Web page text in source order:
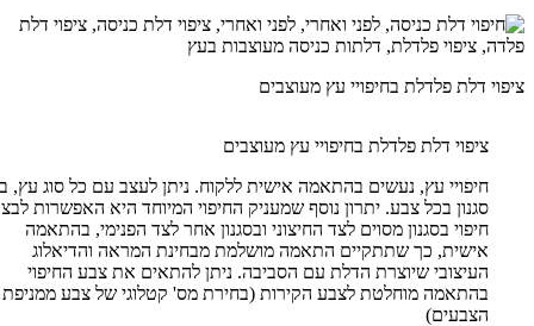
ציפוי דלת פלדלת בחיפויי עץ מעוצבים
ציפוי דלת פלדלת בחיפויי עץ מעוצבים
חיפויי עץ, נעשים בהתאמה אישית ללקוח. ניתן לעצב עם כל סוג עץ,
סגנון בכל צבע. יתרון נוסף שמעניק החיפוי המיוחד היא האפשרות
חיפוי בסגנון מסוים לצד החיצוני ובסגנון אחר לצד הפנימי, בהתאמה
אישית, כך שתתקיים התאמה מושלמת מבחינת המראה והדיאלוג
העיצובי שיוצרת הדלת עם הסביבה. ניתן להתאים את צבע החיפוי
בהתאמה מוחלטת לצבע הקירות (בחירת מס' קטלוגי של צבע ממניפת
הצבעים)